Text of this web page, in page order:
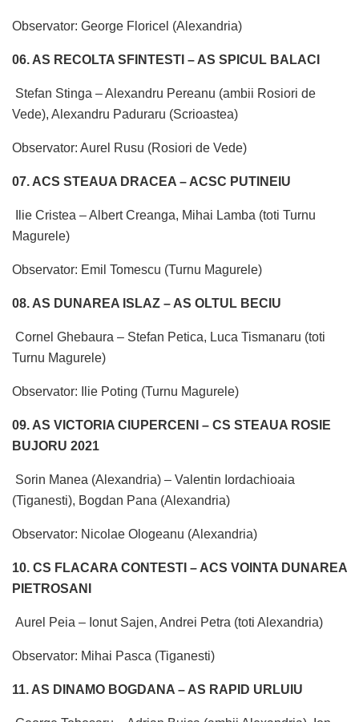
Observator: George Floricel (Alexandria)
06. AS RECOLTA SFINTESTI – AS SPICUL BALACI
Stefan Stinga – Alexandru Pereanu (ambii Rosiori de
Vede), Alexandru Paduraru (Scrioastea)
Observator: Aurel Rusu (Rosiori de Vede)
07. ACS STEAUA DRACEA – ACSC PUTINEIU
Ilie Cristea – Albert Creanga, Mihai Lamba (toti Turnu
Magurele)
Observator: Emil Tomescu (Turnu Magurele)
08. AS DUNAREA ISLAZ – AS OLTUL BECIU
Cornel Ghebaura – Stefan Petica, Luca Tismanaru (toti
Turnu Magurele)
Observator: Ilie Poting (Turnu Magurele)
09. AS VICTORIA CIUPERCENI – CS STEAUA ROSIE
BUJORU 2021
Sorin Manea (Alexandria) – Valentin Iordachioaia
(Tiganesti), Bogdan Pana (Alexandria)
Observator: Nicolae Ologeanu (Alexandria)
10. CS FLACARA CONTESTI – ACS VOINTA DUNAREA
PIETROSANI
Aurel Peia – Ionut Sajen, Andrei Petra (toti Alexandria)
Observator: Mihai Pasca (Tiganesti)
11. AS DINAMO BOGDANA – AS RAPID URLUIU